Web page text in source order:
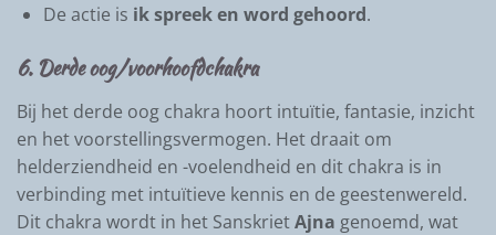
De actie is ik spreek en word gehoord.
6. Derde oog/voorhoofdchakra
Bij het derde oog chakra hoort intuïtie, fantasie, inzicht
en het voorstellingsvermogen. Het draait om
helderziendheid en -voelendheid en dit chakra is in
verbinding met intuïtieve kennis en de geestenwereld.
Dit chakra wordt in het SanskrietAjna genoemd, wat